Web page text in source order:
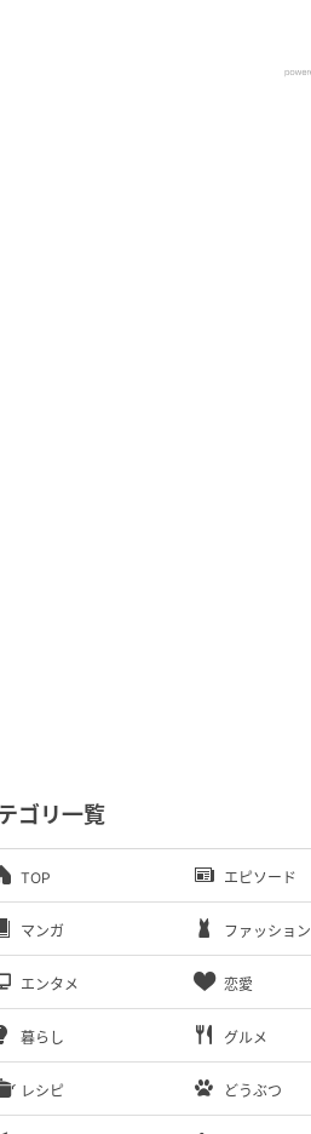
ゴリ一覧
TOP エピソード
マンガ ファッション
エンタメ 恋愛
暮らし グルメ
レシピ どうぶつ